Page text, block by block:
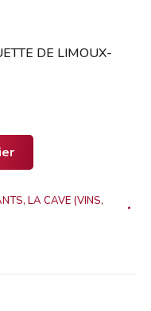
DE LIMOUX-
, LA CAVE (VINS,